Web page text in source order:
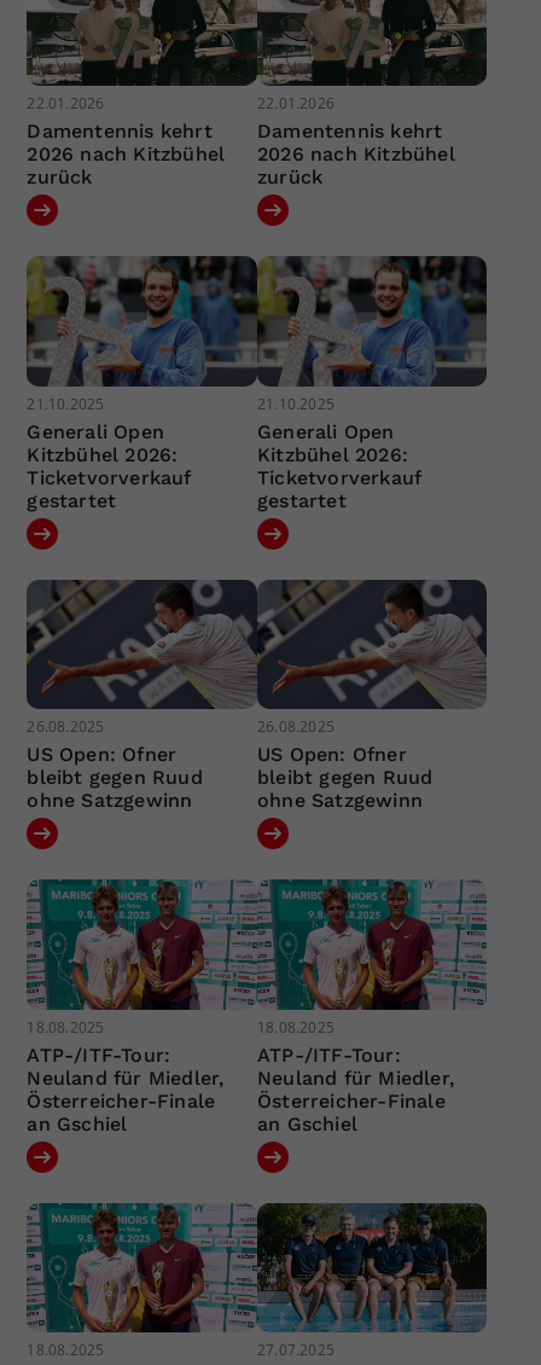
22.01.2026
Damentennis kehrt
2026 nach Kitzbühel
zurück
22.01.2026
Damentennis kehrt
2026 nach Kitzbühel
zurück
21.10.2025
Generali Open
Kitzbühel 2026:
Ticketvorverkauf
gestartet
21.10.2025
Generali Open
Kitzbühel 2026:
Ticketvorverkauf
gestartet
26.08.2025
US Open: Ofner
bleibt gegen Ruud
ohne Satzgewinn
26.08.2025
US Open: Ofner
bleibt gegen Ruud
ohne Satzgewinn
18.08.2025
ATP-/ITF-Tour:
Neuland für Miedler,
Österreicher-Finale
an Gschiel
18.08.2025
ATP-/ITF-Tour:
Neuland für Miedler,
Österreicher-Finale
an Gschiel
18.08.2025 27.07.2025